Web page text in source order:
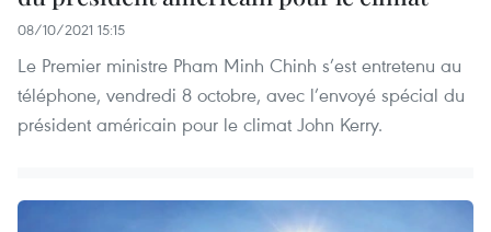
08/10/2021 15:15
Le Premier ministre Pham Minh Chinh s’est entretenu au
téléphone, vendredi 8 octobre, avec l’envoyé spécial du
président américain pour le climat John Kerry.